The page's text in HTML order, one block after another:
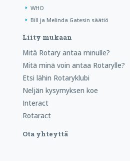
WHO
Bill ja Melinda Gatesin säätiö
Liity mukaan
Mitä Rotary antaa minulle?
Mitä minä voin antaa Rotarylle?
Etsi lähin Rotaryklubi
Neljän kysymyksen koe
Interact
Rotaract
Ota yhteyttä